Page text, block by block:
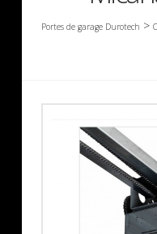
Portes de garage Durotech >